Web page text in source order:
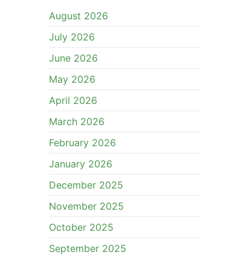
August 2026
July 2026
June 2026
May 2026
April 2026
March 2026
February 2026
January 2026
December 2025
November 2025
October 2025
September 2025